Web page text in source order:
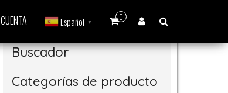
0
CUENTA Español ▼
Buscador
Categorías de producto